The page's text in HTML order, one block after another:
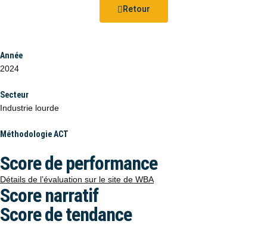
Retour
Année
2024
Secteur
Industrie lourde
Méthodologie ACT
Score de performance
Détails de l’évaluation sur le site de WBA
Score narratif
Score de tendance